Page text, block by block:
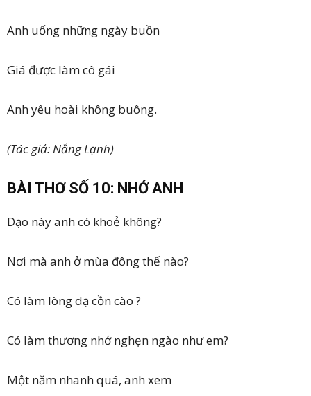
Anh uống những ngày buồn
Giá được làm cô gái
Anh yêu hoài không buông.
(Tác giả: Nắng Lạnh)
BÀI THƠ SỐ 10: NHỚ ANH
Dạo này anh có khoẻ không?
Nơi mà anh ở mùa đông thế nào?
Có làm lòng dạ cồn cào ?
Có làm thương nhớ nghẹn ngào như em?
Một năm nhanh quá, anh xem